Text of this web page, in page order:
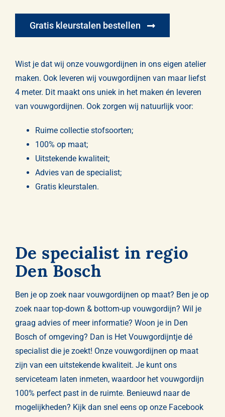
Gratis kleurstalen bestellen
Wist je dat wij onze vouwgordijnen in ons eigen atelier
maken. Ook leveren wij vouwgordijnen van maar liefst
4 meter. Dit maakt ons uniek in het maken én leveren
van vouwgordijnen. Ook zorgen wij natuurlijk voor:
Ruime collectie stofsoorten;
100% op maat;
Uitstekende kwaliteit;
Advies van de specialist;
Gratis kleurstalen.
De specialist in regio
Den Bosch
Ben je op zoek naar vouwgordijnen op maat? Ben je op
zoek naartop-down & bottom-upvouwgordijn? Wil je
graag advies of meer informatie? Woon je in Den
Bosch of omgeving? Dan is Het Vouwgordijntje dé
specialist die je zoekt! Onze vouwgordijnen op maat
zijn van een uitstekende kwaliteit. Je kunt ons
serviceteam laten inmeten, waardoor het vouwgordijn
100% perfect past in de ruimte. Benieuwd naar de
mogelijkheden? Kijk dan snel eens op onze Facebook